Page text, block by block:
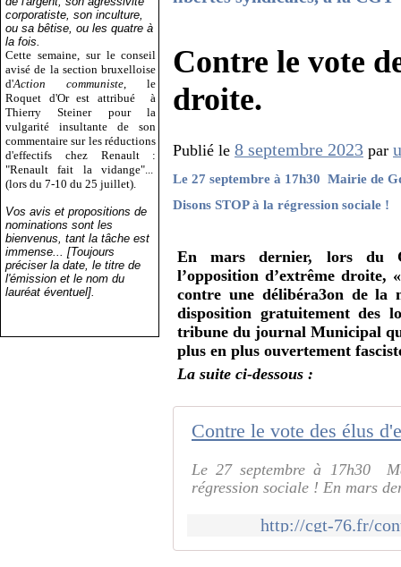
corporatiste, son inculture,
ou sa bêtise, ou les quatre à
la fois.
Cette semaine, sur le conseil
avisé de la section bruxelloise
d'Action communiste , le
Roquet d'Or est attribué
à
Thierry Steiner pour la
vulgarité insultante de son
commentaire sur les réductions
d'effectifs chez Renault :
"Renault fait la vidange"...
(lors du 7-10 du 25 juillet).
Vos avis et propositions de
nominations sont les
bienvenus, tant la tâche est
immense... [Toujours
préciser la date, le titre de
l'émission et le nom du
lauréat éventuel].
Contre le vote
droite.
Publié le8 septembre 2023 par
Le 27 septembre à 17h30 ­ Mairie de
Disons STOP à la régression sociale !
En mars dernier, lors du
l’opposition d’extrême droite,
contre une délibéra3on de
disposition gratuitement
tribune du journal Municipal
plus en plus ouvertement
La suite ci-dessous :
Contre le vote des élus
Le 27 septembre à 17h30
régression sociale ! En mars
http://cgt-76.fr/